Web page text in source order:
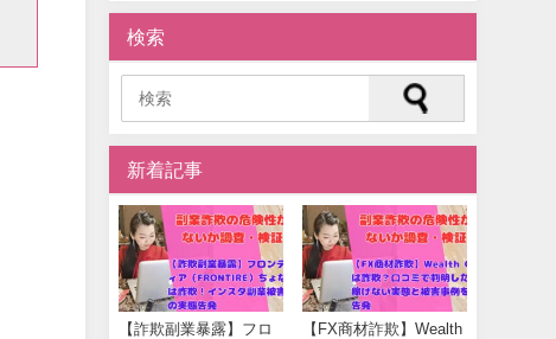
検索
新着記事
【詐欺副業暴露】フロ
【FX商材詐欺】Wealth